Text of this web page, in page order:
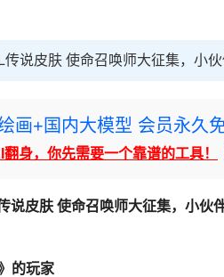
说皮肤 使命召唤师大征集，小伙
画+国内大模型 会员永久免
身，你先需要一个靠谱的工具！
皮肤 使命召唤师大征集，小伙
的玩家